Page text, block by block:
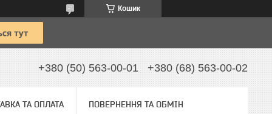
Кошик
+380 (50) 563-00-01 +380 (68) 563-00-02
ТА ОПЛАТА ПОВЕРНЕННЯ ТА ОБМІН